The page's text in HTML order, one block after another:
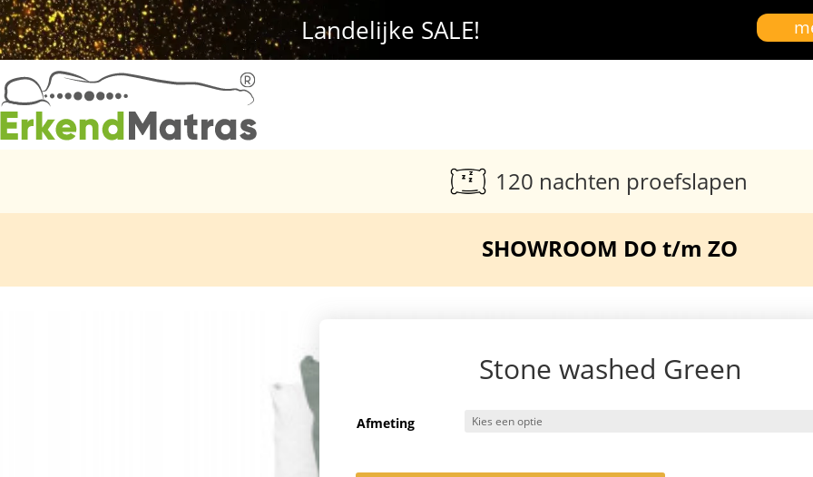
Landelijke SALE!
120 nachten proefslapen
SHOWROOM DO t/m ZO
Stone washed Green
Afmeting